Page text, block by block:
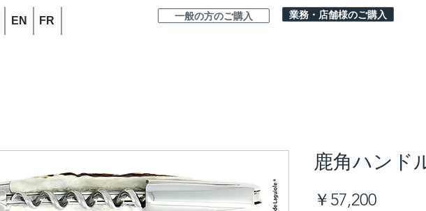
FR
EN 一般の方のご購入 業務・店舗様のご購入
鹿角ハンド
￥57,200価